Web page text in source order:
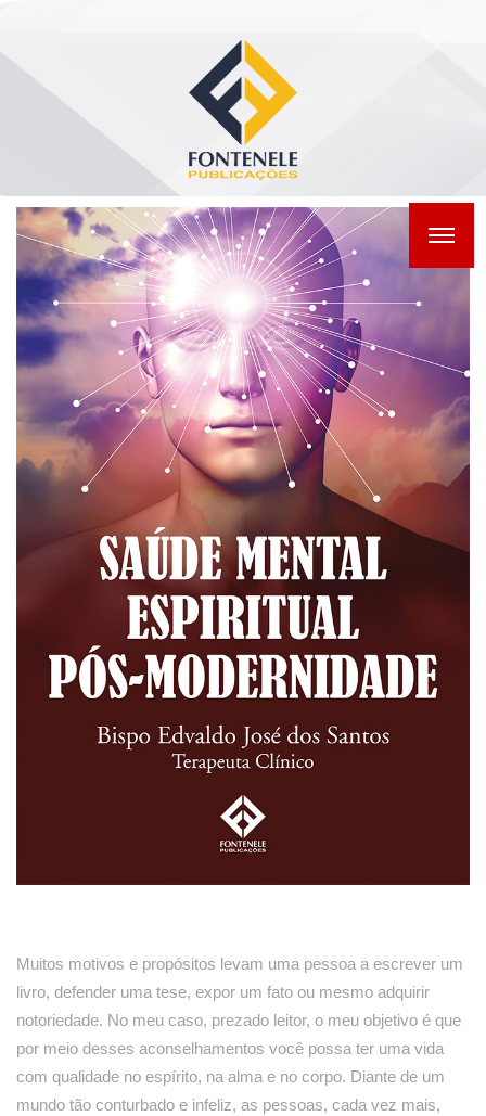
Muitos motivos e propósitos levam uma pessoa a escrever um
livro, defender uma tese, expor um fato ou mesmo adquirir
notoriedade. No meu caso, prezado leitor, o meu objetivo é que
por meio desses aconselhamentos você possa ter uma vida
com qualidade no espírito, na alma e no corpo. Diante de um
mundo tão conturbado e infeliz, as pessoas, cada vez mais,